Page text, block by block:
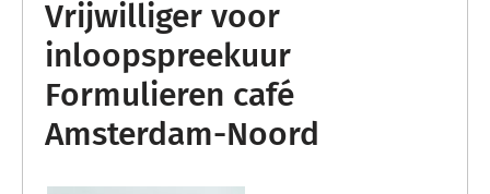
Vrijwilliger voor
inloopspreekuur
Formulieren café
Amsterdam-Noord